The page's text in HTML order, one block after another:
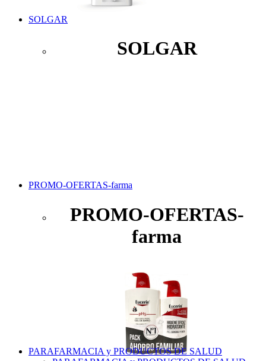
SOLGAR
SOLGAR
PROMO-OFERTAS-farma
PROMO-OFERTAS-
farma
PARAFARMACIA y PRODUCTOS DE SALUD